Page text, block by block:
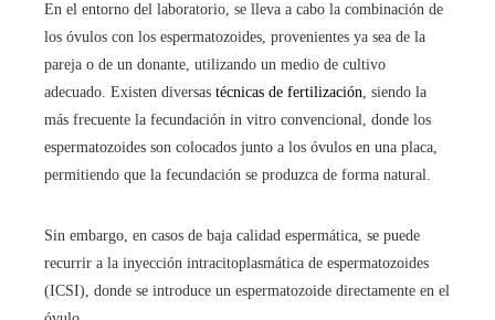
En el entorno del laboratorio, se lleva a cabo la combinación de
los óvulos con los espermatozoides, provenientes ya sea de la
pareja o de un donante, utilizando un medio de cultivo
adecuado. Existen diversas técnicas de fertilización, siendo la
más frecuente la fecundación in vitro convencional, donde los
espermatozoides son colocados junto a los óvulos en una placa,
permitiendo que la fecundación se produzca de forma natural.
Sin embargo, en casos de baja calidad espermática, se puede
recurrir a la inyección intracitoplasmática de espermatozoides
(ICSI), donde se introduce un espermatozoide directamente en el